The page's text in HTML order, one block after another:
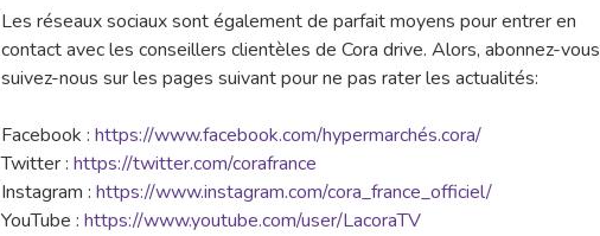
Les réseaux sociaux sont également de parfait moyens pour entrer en
contact avec les conseillers clientèles de Cora drive. Alors, abonnez-vous
suivez-nous sur les pages suivant pour ne pas rater les actualités:
Facebook : https://www.facebook.com/hypermarchés.cora/
Twitter : https://twitter.com/corafrance
Instagram : https://www.instagram.com/cora_france_officiel/
YouTube : https://www.youtube.com/user/LacoraTV